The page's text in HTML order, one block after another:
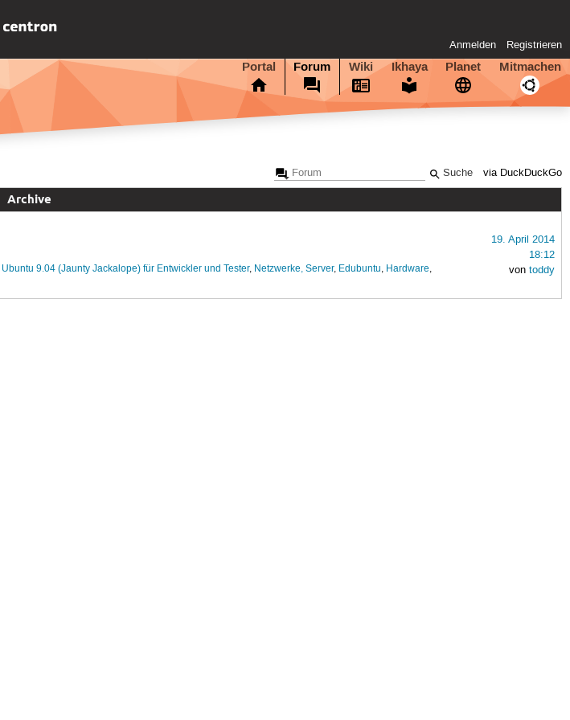
Anmelden Registrieren
Portal Forum Wiki Ikhaya Planet Mitmachen
via DuckDuckGo
Archive
Ubuntu 9.04 (Jaunty Jackalope) für Entwickler und Tester, Netzwerke, Server, Edubuntu, Hardware,
19. April 2014
18:12
von toddy